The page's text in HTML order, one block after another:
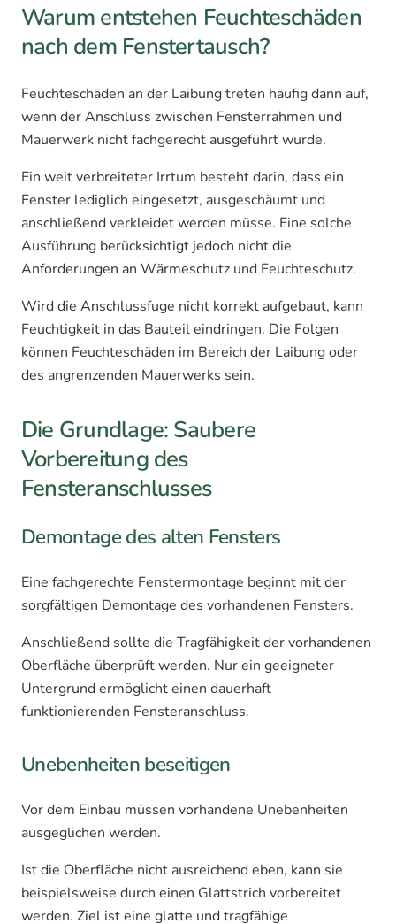
Warum entstehen Feuchteschäden
nach dem Fenstertausch?
Feuchteschäden an der Laibung treten häufig dann auf,
wenn der Anschluss zwischen Fensterrahmen und
Mauerwerk nicht fachgerecht ausgeführt wurde.
Ein weit verbreiteter Irrtum besteht darin, dass ein
Fenster lediglich eingesetzt, ausgeschäumt und
anschließend verkleidet werden müsse. Eine solche
Ausführung berücksichtigt jedoch nicht die
Anforderungen an Wärmeschutz und Feuchteschutz.
Wird die Anschlussfuge nicht korrekt aufgebaut, kann
Feuchtigkeit in das Bauteil eindringen. Die Folgen
können Feuchteschäden im Bereich der Laibung oder
des angrenzenden Mauerwerks sein.
Die Grundlage: Saubere
Vorbereitung des
Fensteranschlusses
Demontage des alten Fensters
Eine fachgerechte Fenstermontage beginnt mit der
sorgfältigen Demontage des vorhandenen Fensters.
Anschließend sollte die Tragfähigkeit der vorhandenen
Oberfläche überprüft werden. Nur ein geeigneter
Untergrund ermöglicht einen dauerhaft
funktionierenden Fensteranschluss.
Unebenheiten beseitigen
Vor dem Einbau müssen vorhandene Unebenheiten
ausgeglichen werden.
Ist die Oberfläche nicht ausreichend eben, kann sie
beispielsweise durch einen Glattstrich vorbereitet
werden. Ziel ist eine glatte und tragfähige